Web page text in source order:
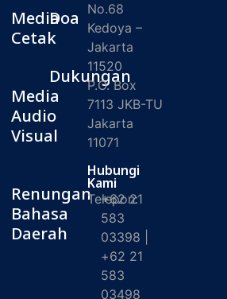
Media
Cetak
Media
Audio
Visual
Renungan
Bahasa
Daerah
Doa
Dukungan
No.68
Kedoya –
Jakarta
11520
P.O. Box
7113 JKB-TU
Jakarta
11071
Hubungi
Kami
Telepon:
+62 21
583
03398 |
+62 21
583
03498